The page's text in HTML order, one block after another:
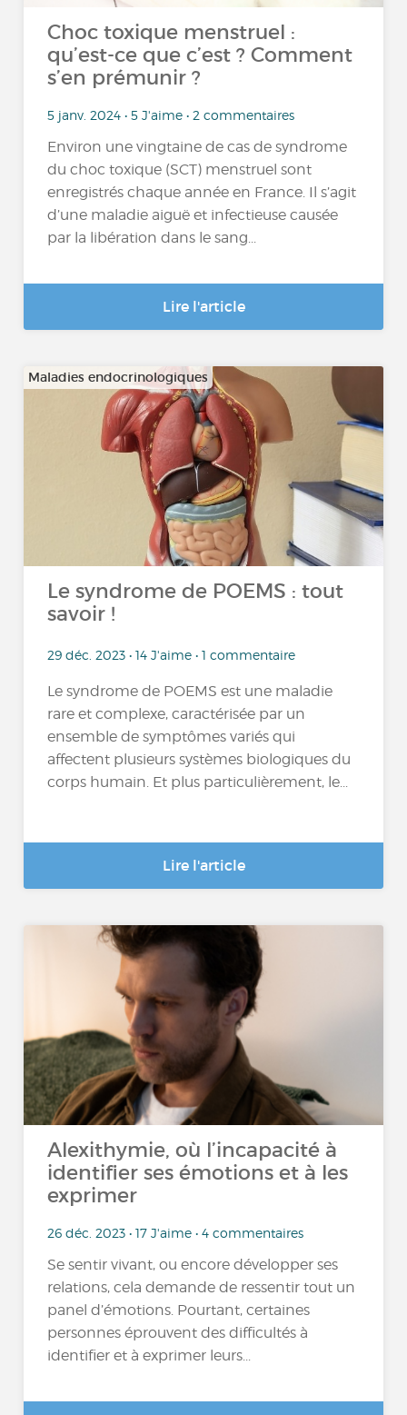
Choc toxique menstruel :
qu’est-ce que c’est ? Comment
s’en prémunir ?
5 janv. 2024 • 5 J'aime • 2 commentaires
Environ une vingtaine de cas de syndrome
du choc toxique (SCT) menstruel sont
enregistrés chaque année en France. Il s’agit
d’une maladie aiguë et infectieuse causée
par la libération dans le sang...
Lire l'article
Maladies endocrinologiques
Le syndrome de POEMS : tout
savoir !
29 déc. 2023 • 14 J'aime • 1 commentaire
Le syndrome de POEMS est une maladie
rare et complexe, caractérisée par un
ensemble de symptômes variés qui
affectent plusieurs systèmes biologiques du
corps humain. Et plus particulièrement, le...
Lire l'article
Alexithymie, où l’incapacité à
identifier ses émotions et à les
exprimer
26 déc. 2023 • 17 J'aime • 4 commentaires
Se sentir vivant, ou encore développer ses
relations, cela demande de ressentir tout un
panel d’émotions. Pourtant, certaines
personnes éprouvent des difficultés à
identifier et à exprimer leurs...